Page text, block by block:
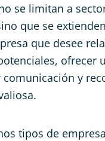
se limitan a
que se
que desee
ofrecer
comunicación y
tipos de